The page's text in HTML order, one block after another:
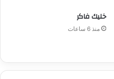
خليك فاكر
منذ 6 ساعات